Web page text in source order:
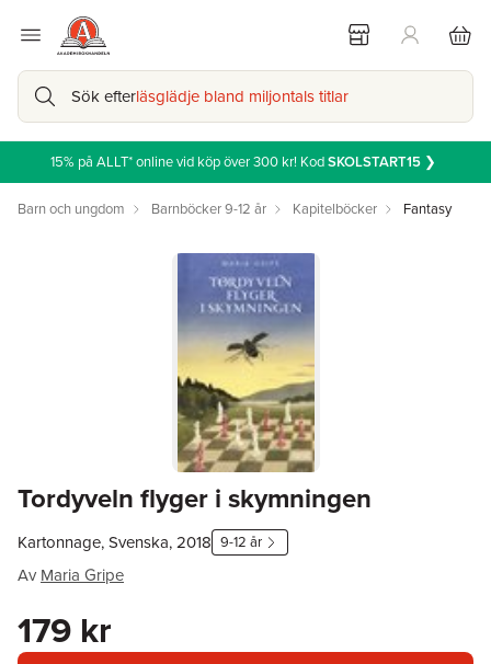
Sök efterläsglädje bland miljontals titlar
15% på ALLT* online vid köp över 300 kr! KodSKOLSTART15 ❯
Barn och ungdom Barnböcker 9-12 år Kapitelböcker Fantasy
Tordyveln flyger i skymningen
Kartonnage, Svenska, 2018 9-12 år
Av Maria Gripe
179 kr